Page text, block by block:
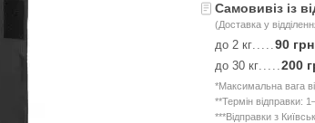
Самовивіз із
(Доставка у
до 2 кг.....90 грн
до 30 кг.....200
*Максимальна вага
**Термін відправки:
***Відправки з